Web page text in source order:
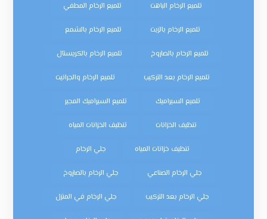
تلميع الرخام الباهت تلميع الرخام المطفي
تلميع الرخام بالزيت تلميع الرخام بالشمع
تلميع الرخام بالصاروخ تلميع الرخام بالكريستال
تلميع الرخام بعد التركيب تلميع الرخام والجرانيت
تلميع السيراميك تلميع السيراميك المجير
تنظيف الخزانات تنظيف الخزانات المياه
تنظيف خزانات المياه جلي الرخام
جلي الرخام الصناعي جلي الرخام بالصاروخ
جلي الرخام بعد التركيب جلي الرخام في المنزل